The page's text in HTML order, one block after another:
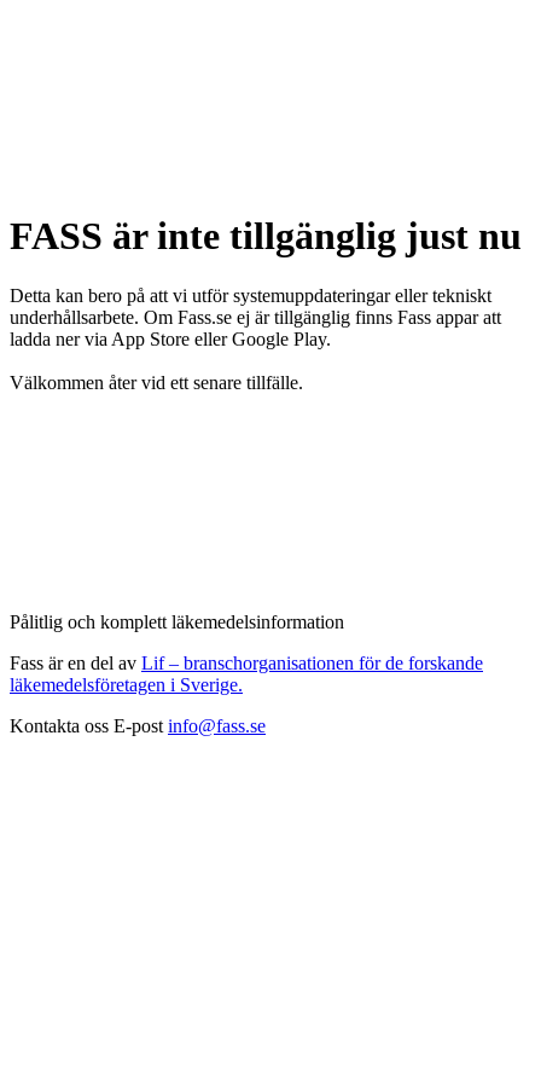
FASS är inte tillgänglig just nu
Detta kan bero på att vi utför systemuppdateringar eller tekniskt
underhållsarbete. Om Fass.se ej är tillgänglig finns Fass appar att
ladda ner via App Store eller Google Play.
Välkommen åter vid ett senare tillfälle.
Pålitlig och komplett läkemedelsinformation
Fass är en del av Lif – branschorganisationen för de forskande
läkemedelsföretagen i Sverige.
Kontakta oss E-post info@fass.se